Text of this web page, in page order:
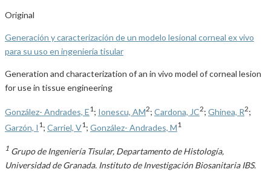
Original
Generación y caracterización de un modelo lesional corneal ex vivo
para su uso en ingeniería tisular
Generation and characterization of an in vivo model of corneal lesion
for use in tissue engineering
González- Andrades, E1 ; Ionescu, AM2; Cardona, JC2; Ghinea, R2;
Garzón, I 1 ; Carriel, V1 ; González- Andrades, M1
1 Grupo de Ingeniería Tisular, Departamento de Histología,
Universidad de Granada. Instituto de Investigación Biosanitaria IBS.